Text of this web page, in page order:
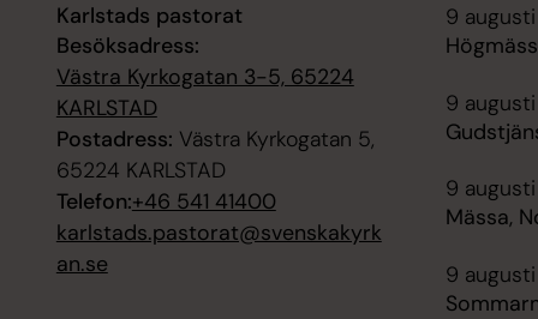
Karlstads pastorat
Besöksadress:
Västra Kyrkogatan 3-5, 65224
KARLSTAD
Postadress: Västra Kyrkogatan 5,
65224 KARLSTAD
Telefon:+46 541 41400
karlstads.pastorat@svenskakyrk
an.se
9 augusti
9 augusti
9 augusti
Mässa,
9